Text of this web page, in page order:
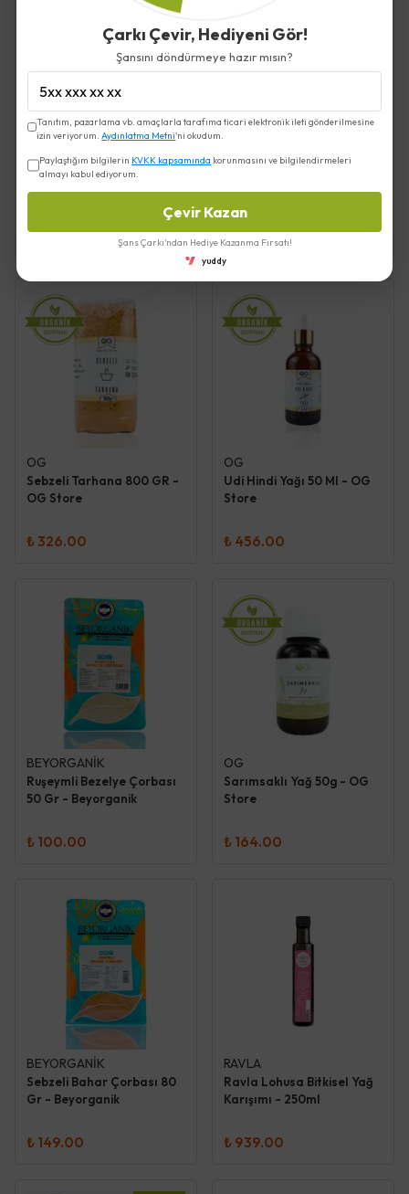
Çiğ Tahin 500 gr - Mood Fit
₺ 575.00
OG
Store
₺ 225.00
OG
Sebzeli Tarhana 800 GR -
OG Store
₺ 326.00
OG
Udi Hindi Yağı 50 Ml - OG
Store
₺ 456.00
BEYORGANİK
Ruşeymli Bezelye Çorbası
50 Gr - Beyorganik
₺ 100.00
OG
Sarımsaklı Yağ 50g - OG
Store
₺ 164.00
BEYORGANİK
Sebzeli Bahar Çorbası 80
Gr - Beyorganik
₺ 149.00
RAVLA
Ravla Lohusa Bitkisel Yağ
Karışımı - 250ml
₺ 939.00
Çarkı Çevir, Hediyeni Gör!
Şansını döndürmeye hazır mısın?
Tanıtım, pazarlama vb. amaçlarla tarafıma ticari elektronik ileti gönderilmesine
izin veriyorum.Aydınlatma Metni'ni okudum.
Paylaştığım bilgilerin KVKK kapsamında korunmasını ve bilgilendirmeleri
almayı kabul ediyorum.
Çevir Kazan
Şans Çarkı'ndan Hediye Kazanma Fırsatı!
yuddy